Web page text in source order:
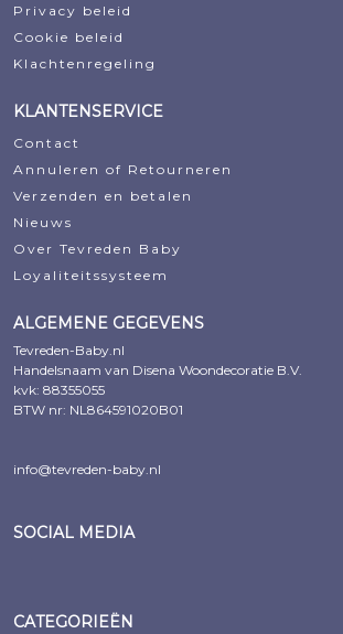
Privacy beleid
Cookie beleid
Klachtenregeling
KLANTENSERVICE
Contact
Annuleren of Retourneren
Verzenden en betalen
Nieuws
Over Tevreden Baby
Loyaliteitssysteem
ALGEMENE GEGEVENS
Tevreden-Baby.nl
Handelsnaam van Disena Woondecoratie B.V.
kvk: 88355055
BTW nr: NL864591020B01
info@tevreden-baby.nl
SOCIAL MEDIA
CATEGORIEËN